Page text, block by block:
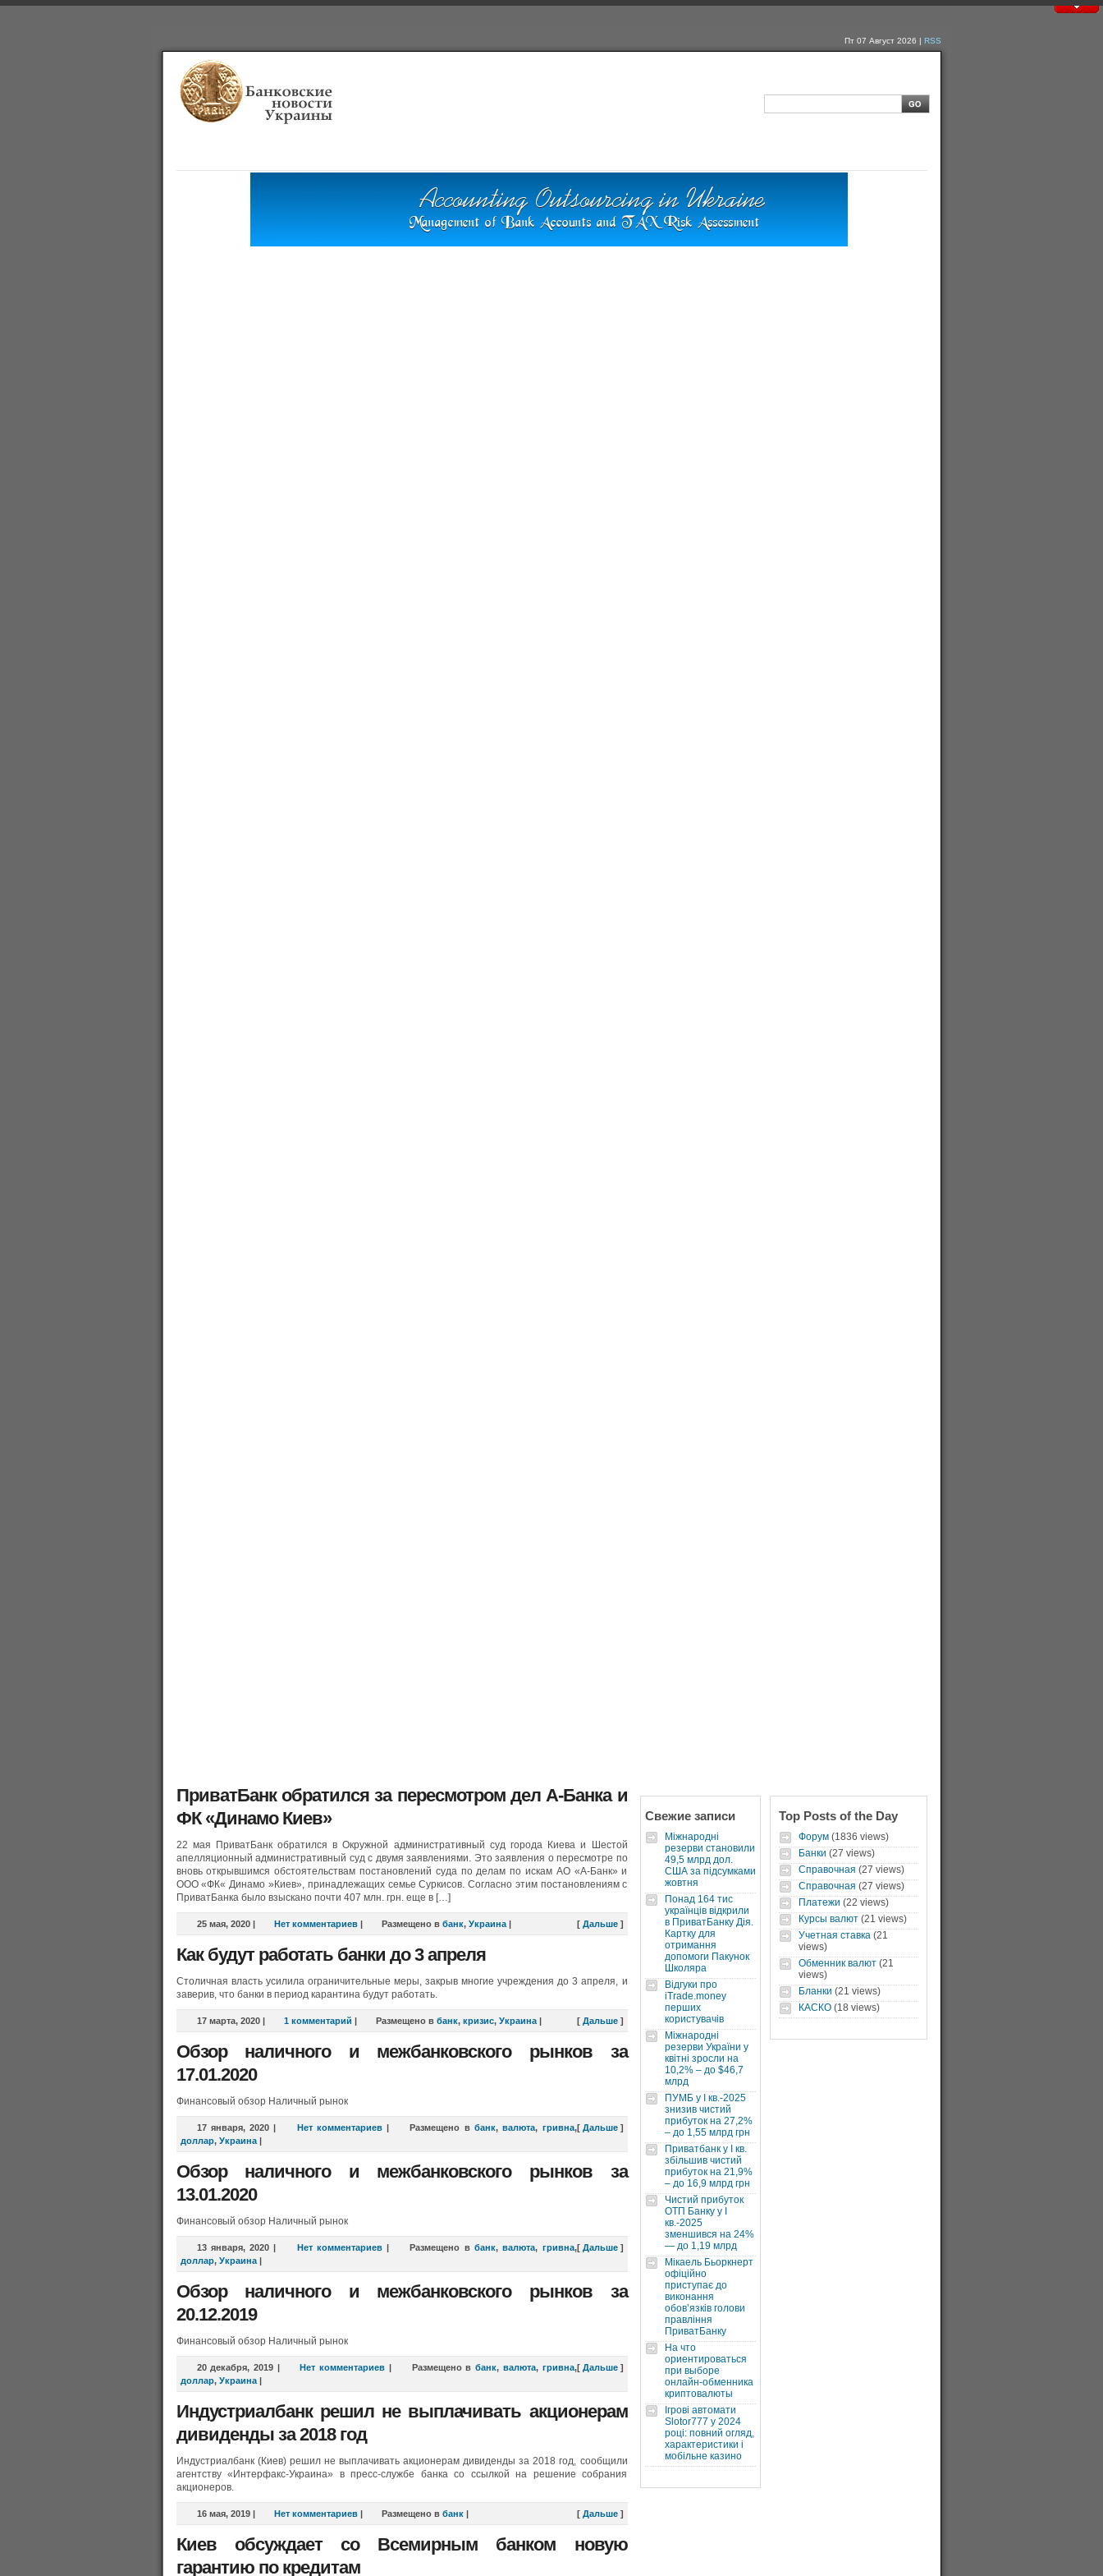
Пт 07 Август 2026 | RSS
ПриватБанк обратился за пересмотром дел А-Банка и
ФК «Динамо Киев»
22 мая ПриватБанк обратился в Окружной административный суд города Киева и Шестой
апелляционный административный суд с двумя заявлениями. Это заявления о пересмотре по
вновь открывшимся обстоятельствам постановлений суда по делам по искам АО «А-Банк» и
ООО «ФК« Динамо »Киев», принадлежащих семье Суркисов. Согласно этим постановлениям с
ПриватБанка было взыскано почти 407 млн. грн. еще в […]
[Дальше ]
25 мая, 2020| Нет комментариев | Размещено в банк, Украина|
Как будут работать банки до 3 апреля
Столичная власть усилила ограничительные меры, закрыв многие учреждения до 3 апреля, и
заверив, что банки в период карантина будут работать.
[Дальше ]
17 марта, 2020| 1 комментарий | Размещено в банк, кризис, Украина|
Обзор наличного и межбанковского рынков за
17.01.2020
Финансовый обзор Наличный рынок
[Дальше ]
17 января, 2020 | Нет комментариев | Размещено в банк,валюта, гривна,
доллар, Украина|
Обзор наличного и межбанковского рынков за
13.01.2020
Финансовый обзор Наличный рынок
[Дальше ]
13 января, 2020 | Нет комментариев | Размещено в банк,валюта, гривна,
доллар, Украина|
Обзор наличного и межбанковского рынков за
20.12.2019
Финансовый обзор Наличный рынок
[Дальше ]
20 декабря, 2019| Нет комментариев | Размещено вбанк, валюта, гривна,
доллар, Украина|
Индустриалбанк решил не выплачивать акционерам
дивиденды за 2018 год
Индустриалбанк (Киев) решил не выплачивать акционерам дивиденды за 2018 год, сообщили
агентству «Интерфакс-Украина» в пресс-службе банка со ссылкой на решение собрания
акционеров.
[Дальше ]
16 мая, 2019| Нет комментариев | Размещено в банк|
Киев обсуждает со Всемирным банком новую
гарантию по кредитам
Свежие записи
Міжнародні
резерви становили
49,5 млрд дол.
США за підсумками
жовтня
Понад 164 тис
українців відкрили
в ПриватБанку Дія.
Картку для
отримання
допомоги Пакунок
Школяра
Відгуки про
iTrade.money
перших
користувачів
Міжнародні
резерви України у
квітні зросли на
10,2% – до $46,7
млрд
ПУМБ у I кв.-2025
знизив чистий
прибуток на 27,2%
– до 1,55 млрд грн
Приватбанк у І кв.
збільшив чистий
прибуток на 21,9%
– до 16,9 млрд грн
Чистий прибуток
ОТП Банку у І
кв.-2025
зменшився на 24%
— до 1,19 млрд
Мікаель Бьоркнерт
офіційно
приступає до
виконання
обовʼязків голови
правління
ПриватБанку
На что
ориентироваться
при выборе
онлайн-обменника
криптовалюты
Ігрові автомати
Slotor777 у 2024
році: повний огляд,
характеристики і
мобільне казино
Top Posts of the Day
Форум(1836 views)
Банки (27 views)
Справочная (27 views)
Справочная (27 views)
Платежи (22 views)
Курсы валют(21 views)
Учетная ставка(21
views)
Обменник валют(21
views)
Бланки (21 views)
КАСКО(18 views)